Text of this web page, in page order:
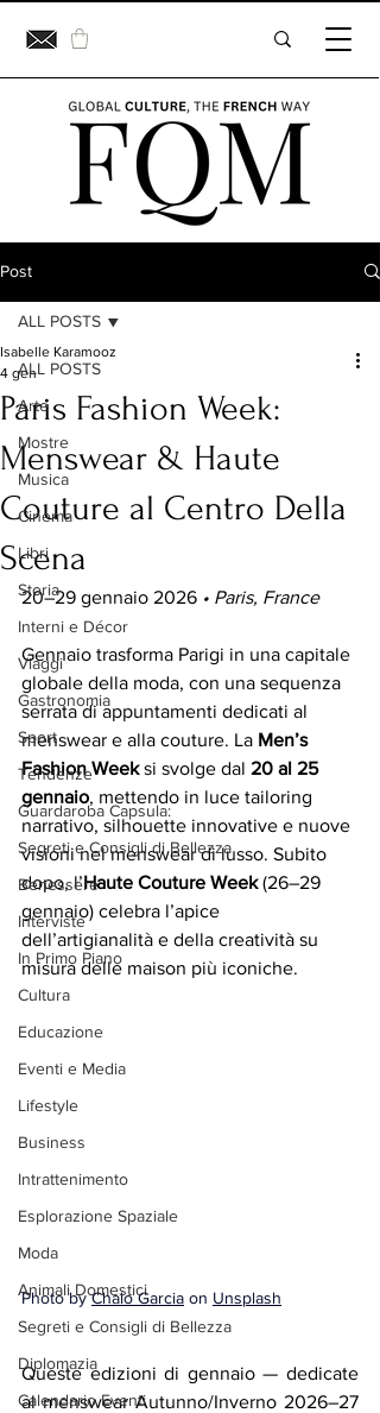
Post
ALL POSTS
Arte
Mostre
Musica
Cinema
Libri
Storia
Interni e Décor
Viaggi
Gastronomia
Sport
Tendenze
Guardaroba Capsula:
Segreti e Consigli di Bellezza
Benessere
Interviste
In Primo Piano
Cultura
Educazione
Eventi e Media
Lifestyle
Business
Intrattenimento
Esplorazione Spaziale
Moda
Animali Domestici
Segreti e Consigli di Bellezza
Diplomazia
Calendario Eventi
ALL POSTS
Paris Fashion Week:
Menswear & Haute
Couture al Centro Della
Scena
Isabelle Karamooz
4 gen
20–29 gennaio 2026 • Paris, France
Gennaio trasforma Parigi in una capitale
globale della moda, con una sequenza
serrata di appuntamenti dedicati al
menswear e alla couture. La Men’s
Fashion Week si svolge dal 20 al 25
gennaio, mettendo in luce tailoring
narrativo, silhouette innovative e nuove
visioni nel menswear di lusso. Subito
dopo, l’Haute Couture Week (26–29
gennaio) celebra l’apice
dell’artigianalità e della creatività su
misura delle maison più iconiche.
Photo by Chalo Garcia on Unsplash
Queste edizioni di gennaio — dedicate
al menswear Autunno/Inverno 2026–27